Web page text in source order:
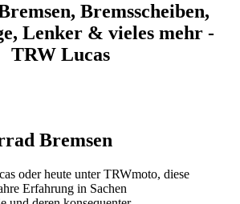
Bremsscheiben,
Lenker & vieles mehr -
TRW Lucas
Bremsen
oder heute unter TRWmoto, diese
Erfahrung in Sachen